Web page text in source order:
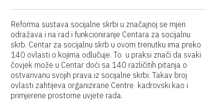
Reforma sustava socijalne skrbi u značajnoj se mjeri
odražava i na rad i funkcioniranje Centara za socijalnu
skrb. Centar za socijalnu skrb u ovom trenutku ima preko
140 ovlasti o kojima odlučuje. To u praksi znači da svaki
čovjek može u Centar doći sa 140 različitih pitanja o
ostvarivanu svojih prava iz socijalne skrbi. Takav broj
ovlasti zahtijeva organizirane Centre kadrovski kao i
primjerene prostorne uvjete rada.